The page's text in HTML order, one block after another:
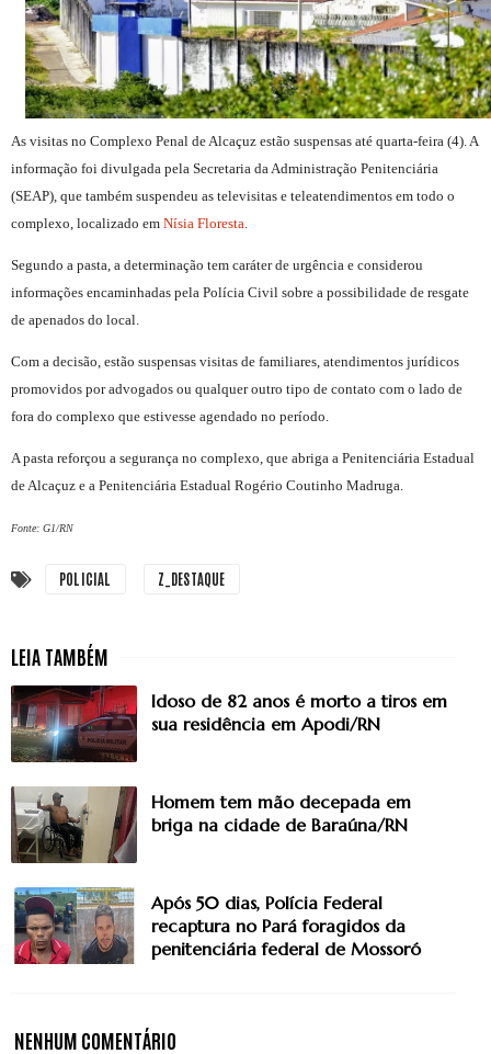
As visitas no Complexo Penal de Alcaçuz estão suspensas até quarta-feira (4). A
informação foi divulgada pela Secretaria da Administração Penitenciária
(SEAP), que também suspendeu as televisitas e teleatendimentos em todo o
complexo, localizado em Nísia Floresta
Segundo a pasta, a determinação tem caráter de urgência e considerou
informações encaminhadas pela Polícia Civil sobre a possibilidade de resgate
de apenados do local.
Com a decisão, estão suspensas visitas de familiares, atendimentos jurídicos
promovidos por advogados ou qualquer outro tipo de contato com o lado de
fora do complexo que estivesse agendado no período.
A pasta reforçou a segurança no complexo, que abriga a Penitenciária Estadual
de Alcaçuz e a Penitenciária Estadual Rogério Coutinho Madruga.
Fonte: G1/RN
POLICIAL Z_DESTAQUE
Idoso de 82 anos é morto a tiros em
sua residência em Apodi/RN
Homem tem mão decepada em
briga na cidade de Baraúna/RN
Após 50 dias, Polícia Federal
recaptura no Pará foragidos da
penitenciária federal de Mossoró
NENHUM COMENTÁRIO